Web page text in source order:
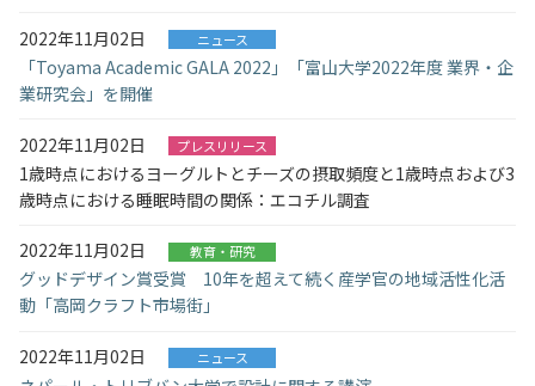
2022年11月02日 ニュース
「Toyama Academic GALA 2022」「富山大学2022年度 業界・企
業研究会」を開催
2022年11月02日 プレスリリース
1歳時点におけるヨーグルトとチーズの摂取頻度と1歳時点および3
歳時点における睡眠時間の関係：エコチル調査
2022年11月02日 教育・研究
グッドデザイン賞受賞 10年を超えて続く産学官の地域活性化活
動「高岡クラフト市場街」
2022年11月02日 ニュース